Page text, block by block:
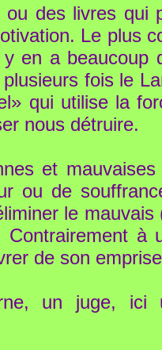
des livres qui
Le plus
en a beaucoup
fois le
qui utilise la
nous détruire.
et mauvaises
ou de
le mauvais
à
de son
un juge, ici